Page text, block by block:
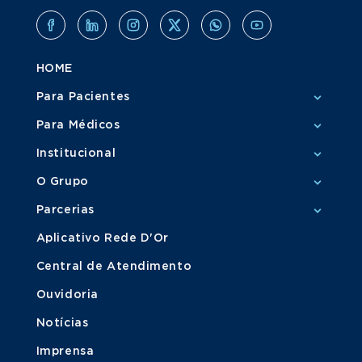
HOME
Para Pacientes
Para Médicos
Institucional
O Grupo
Parcerias
Aplicativo Rede D'Or
Central de Atendimento
Ouvidoria
Notícias
Imprensa